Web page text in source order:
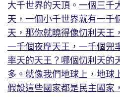
大千世界的天頂。 一個三千
天，一個小千世界就有一千
天，那你就曉得像忉利天王
一千個夜摩天王，一千個兜
率天的天王？哪個忉利天的
多。就像我們地球上，地球
假設這些國家都是民主國家